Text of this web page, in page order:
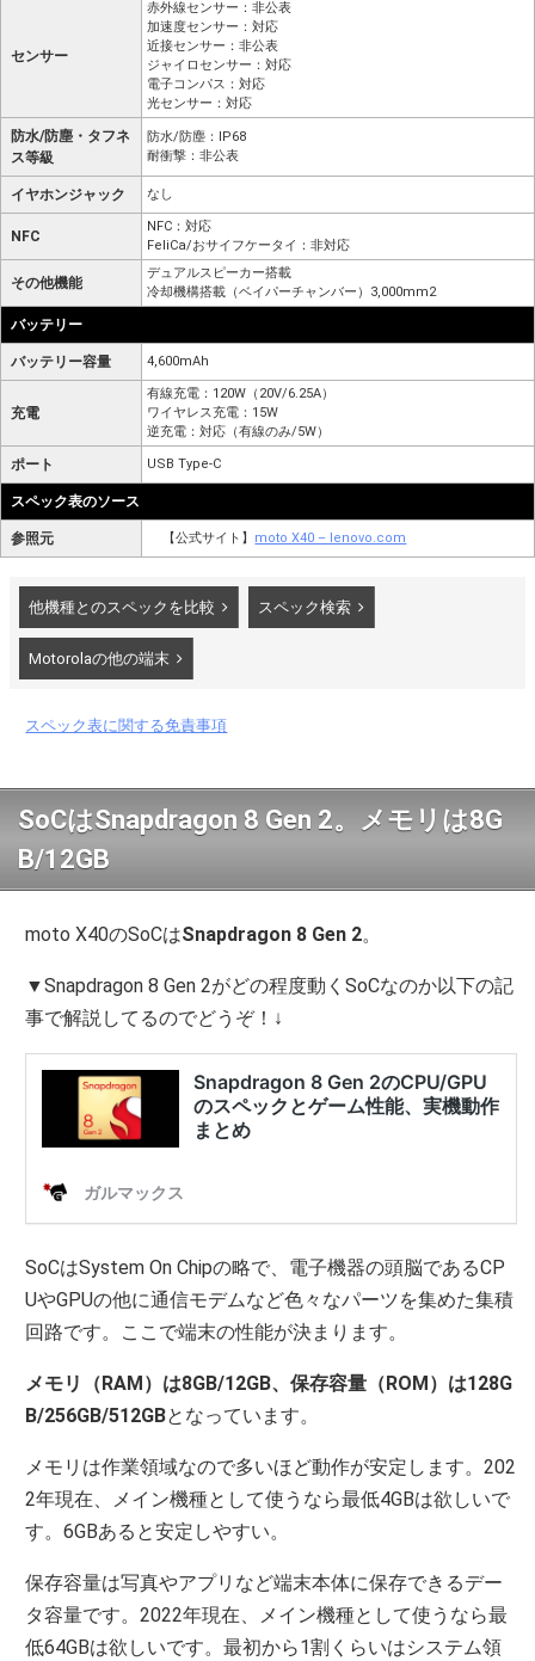
センサー
赤外線センサー：非公表
加速度センサー：対応
近接センサー：非公表
ジャイロセンサー：対応
電子コンパス：対応
光センサー：対応
防水/防塵・タフネ
ス等級
防水/防塵：IP68
耐衝撃：非公表
イヤホンジャック なし
NFC
NFC：対応
FeliCa/おサイフケータイ：非対応
その他機能
デュアルスピーカー搭載
冷却機構搭載（ベイパーチャンバー）3,000mm2
バッテリー
バッテリー容量 4,600mAh
充電
有線充電：120W（20V/6.25A）
ワイヤレス充電：15W
逆充電：対応（有線のみ/5W）
ポート USB Type-C
スペック表のソース
参照元 【公式サイト】 moto X40 – lenovo.com
他機種とのスペックを比較 スペック検索
Motorolaの他の端末
スペック表に関する免責事項
SoCはSnapdragon 8 Gen 2。メモリは8G
B/12GB
moto X40のSoCはSnapdragon 8 Gen 2。
▼Snapdragon 8 Gen 2がどの程度動くSoCなのか以下の記
事で解説してるのでどうぞ！↓
SoCはSystem On Chipの略で、電子機器の頭脳であるCP
UやGPUの他に通信モデムなど色々なパーツを集めた集積
回路です。ここで端末の性能が決まります。
メモリ（RAM）は8GB/12GB、保存容量（ROM）は128G
B/256GB/512GBとなっています。
メモリは作業領域なので多いほど動作が安定します。202
2年現在、メイン機種として使うなら最低4GBは欲しいで
す。6GBあると安定しやすい。
保存容量は写真やアプリなど端末本体に保存できるデー
タ容量です。2022年現在、メイン機種として使うなら最
低64GBは欲しいです。最初から1割くらいはシステム領